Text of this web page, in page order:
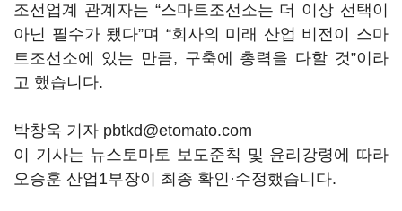
조선업계 관계자는 “스마트조선소는 더 이상 선택이
아닌 필수가 됐다”며 “회사의 미래 산업 비전이 스마
트조선소에 있는 만큼, 구축에 총력을 다할 것”이라
고 했습니다.
박창욱 기자 pbtkd@etomato.com
이 기사는 뉴스토마토 보도준칙 및 윤리강령에 따라
오승훈 산업1부장이 최종 확인·수정했습니다.